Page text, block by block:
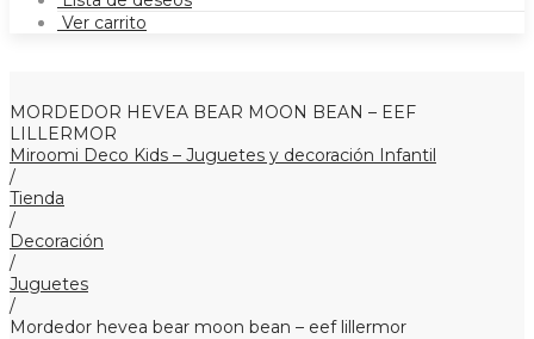
Ver carrito
MORDEDOR HEVEA BEAR MOON BEAN – EEF
LILLERMOR
Miroomi Deco Kids – Juguetes y decoración Infantil
/
Tienda
/
Decoración
/
Juguetes
/
Mordedor hevea bear moon bean – eef lillermor